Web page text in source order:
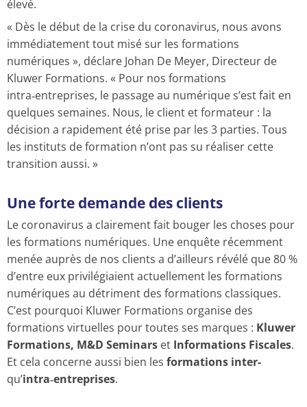
élevé.
« Dès le début de la crise du coronavirus, nous avons
immédiatement tout misé sur les formations
numériques », déclare Johan De Meyer, Directeur de
Kluwer Formations. « Pour nos formations
intra‑entreprises, le passage au numérique s’est fait en
quelques semaines. Nous, le client et formateur : la
décision a rapidement été prise par les 3 parties. Tous
les instituts de formation n’ont pas su réaliser cette
transition aussi. »
Une forte demande des clients
Le coronavirus a clairement fait bouger les choses pour
les formations numériques. Une enquête récemment
menée auprès de nos clients a d’ailleurs révélé que 80 %
d’entre eux privilégiaient actuellement les formations
numériques au détriment des formations classiques.
C’est pourquoi Kluwer Formations organise des
formations virtuelles pour toutes ses marques : Kluwer
Formations, M&D Seminars et Informations Fiscales.
Et cela concerne aussi bien les formations inter-
qu’intra‑entreprises.